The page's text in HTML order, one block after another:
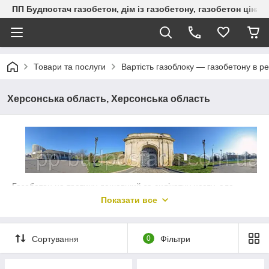
ПП Будпостач газобетон, дім із газобетону, газобетон
Товари та послуги Вартість газоблоку — газобетону в
Херсонська область, Херсонська область
Газобетон на третину дешевший за силікатну цеглу, але
набагато перевершує його за здатністю зберігати тепло в
У Херсонську область найкраще завозити якісні бетони з
Миколаївської області із заводу Ю-Тон, розташованого в м.
Показати все
Сортування 0 Фільтри